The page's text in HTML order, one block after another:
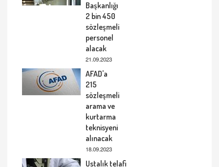
Başkanlığı
2 bin 450
sözleşmeli
personel
alacak
21.09.2023
AFAD'a
215
sözleşmeli
arama ve
kurtarma
teknisyeni
alınacak
18.09.2023
Ustalık telafi